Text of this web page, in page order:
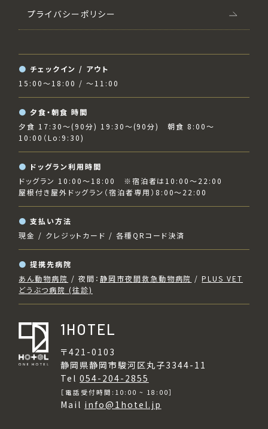
プライバシーポリシー
チェックイン / アウト
15:00〜18:00 / 〜11:00
夕食・朝食 時間
夕食 17:30～(90分) 19:30〜(90分) 朝食 8:00～
10:00（Lo:9:30)
ドッグラン利用時間
ドッグラン 10:00～18:00 ※宿泊者は10:00～22:00
屋根付き屋外ドッグラン（宿泊者専用）8:00～22:00
支払い方法
現金 / クレジットカード / 各種QRコード決済
提携先病院
あん動物病院 / 夜間： 静岡市夜間救急動物病院 /PLUS VET
どうぶつ病院 (往診)
1HOTEL
〒421-0103
静岡県静岡市駿河区丸子3344-11
Tel054-204-2855
［電話受付時間:10:00 ~ 18:00］
Mail info@1hotel.jp